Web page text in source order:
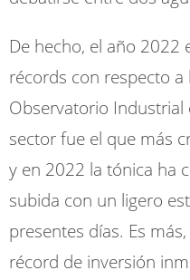
De hecho, el año 2022
récords con respecto
Observatorio Industrial
sector fue el que más
y en 2022 la tónica ha
subida con un ligero
presentes días. Es
récord de inversión